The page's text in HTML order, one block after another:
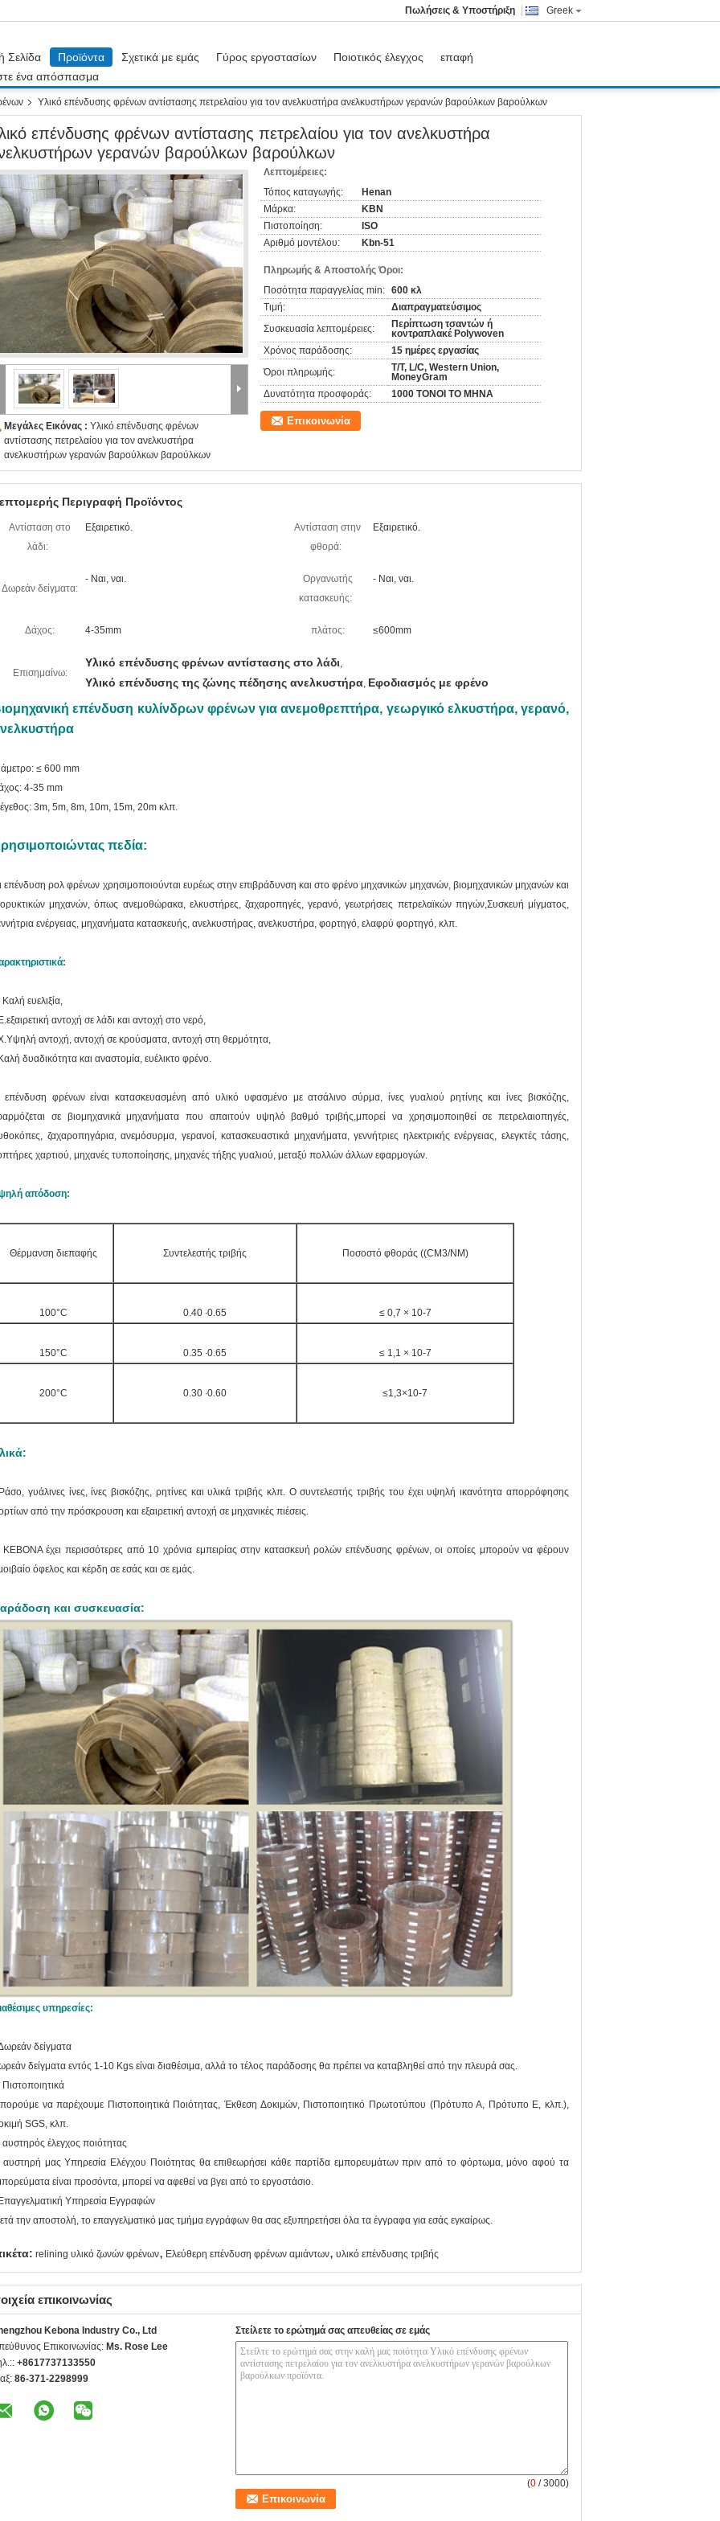
Greek
Πωλήσεις & Υποστήριξη
Σελίδα Προϊόντα Σχετικά με εμάς Γύρος εργοστασίων Ποιοτικός έλεγχος
επαφή
ένα απόσπασμα
Υλικό επένδυσης φρένων αντίστασης πετρελαίου για τον ανελκυστήρα ανελκυστήρων γερανών βαρούλκων βαρούλκων
επένδυσης φρένων αντίστασης πετρελαίου για τον ανελκυστήρα
γερανών βαρούλκων βαρούλκων
Μεγάλες Εικόνας : Υλικό επένδυσης φρένων
αντίστασης πετρελαίου για τον ανελκυστήρα
ανελκυστήρων γερανών βαρούλκων βαρούλκων
Λεπτομέρειες:
Τόπος καταγωγής:
Henan
Μάρκα:
KBN
Πιστοποίηση:
ISO
Αριθμό μοντέλου:
Kbn-51
Πληρωμής & Αποστολής Όροι:
Ποσότητα παραγγελίας min: 600 κλ
Τιμή:
Διαπραγματεύσιμος
Συσκευασία λεπτομέρειες:
Περίπτωση τσαντών ή
κοντραπλακέ Polywoven
Χρόνος παράδοσης:
15 ημέρες εργασίας
Όροι πληρωμής:
T/T, L/C, Western Union,
MoneyGram
Δυνατότητα προσφοράς:
1000 ΤΟΝΟΙ ΤΟ ΜΗΝΑ
Επικοινωνία
Περιγραφή Προϊόντος
Αντίσταση στο
λάδι:
Εξαιρετικό.
Αντίσταση στην
φθορά:
Εξαιρετικό.
Δωρεάν δείγματα:
- Ναι, ναι.
Οργανωτής
κατασκευής:
- Ναι, ναι.
Δάχος: 4-35mm πλάτος: ≤600mm
Επισημαίνω:
Υλικό επένδυσης φρένων αντίστασης στο λάδι,
Υλικό επένδυσης της ζώνης πέδησης ανελκυστήρα, Εφοδιασμός με φρένο
επένδυση κυλίνδρων φρένων για ανεμοθρεπτήρα, γεωργικό ελκυστήρα, γερανό,
≤ 600 mm
4-35 mm
3m, 5m, 8m, 10m, 15m, 20m κλπ.
πεδία:
επένδυση ρολ φρένων χρησιμοποιούνται ευρέως στην επιβράδυνση και στο φρένο μηχανικών μηχανών, βιομηχανικών μηχανών και
μηχανών, όπως ανεμοθώρακα, ελκυστήρες, ζαχαροπηγές, γερανό, γεωτρήσεις πετρελαϊκών πηγών,Συσκευή μίγματος,
ενέργειας, μηχανήματα κατασκευής, ανελκυστήρας, ανελκυστήρα, φορτηγό, ελαφρύ φορτηγό, κλπ.
Καλή ευελιξία,
εξαιρετική αντοχή σε λάδι και αντοχή στο νερό,
Υψηλή αντοχή, αντοχή σε κρούσματα, αντοχή στη θερμότητα,
δυαδικότητα και αναστομία, ευέλικτο φρένο.
φρένων είναι κατασκευασμένη από υλικό υφασμένο με ατσάλινο σύρμα, ίνες γυαλιού ρητίνης και ίνες βισκόζης,
σε βιομηχανικά μηχανήματα που απαιτούν υψηλό βαθμό τριβής,μπορεί να χρησιμοποιηθεί σε πετρελαιοπηγές,
ζαχαροπηγάρια, ανεμόσυρμα, γερανοί, κατασκευαστικά μηχανήματα, γεννήτριες ηλεκτρικής ενέργειας, ελεγκτές τάσης,
χαρτιού, μηχανές τυποποίησης, μηχανές τήξης γυαλιού, μεταξύ πολλών άλλων εφαρμογών.
απόδοση:
Θέρμανση διεπαφής Συντελεστής τριβής Ποσοστό φθοράς ((CM3/NM)
100°C 0.40 ∙0.65 ≤ 0,7 × 10-7
150°C 0.35 ∙0.65 ≤ 1,1 × 10-7
200°C 0.30 ∙0.60 ≤1,3×10-7
Ράσο, γυάλινες ίνες, ίνες βισκόζης, ρητίνες και υλικά τριβής κλπ. Ο συντελεστής τριβής του έχει υψηλή ικανότητα απορρόφησης
από την πρόσκρουση και εξαιρετική αντοχή σε μηχανικές πιέσεις.
έχει περισσότερες από 10 χρόνια εμπειρίας στην κατασκευή ρολών επένδυσης φρένων, οι οποίες μπορούν να φέρουν
όφελος και κέρδη σε εσάς και σε εμάς.
και συσκευασία:
υπηρεσίες:
δείγματα
δείγματα εντός 1-10 Kgs είναι διαθέσιμα, αλλά το τέλος παράδοσης θα πρέπει να καταβληθεί από την πλευρά σας.
να παρέχουμε Πιστοποιητικά Ποιότητας, Έκθεση Δοκιμών, Πιστοποιητικό Πρωτοτύπου (Πρότυπο Α, Πρότυπο Ε, κλπ.),
SGS, κλπ.
αυστηρός έλεγχος ποιότητας
αυστηρή μας Υπηρεσία Ελέγχου Ποιότητας θα επιθεωρήσει κάθε παρτίδα εμπορευμάτων πριν από το φόρτωμα, μόνο αφού τα
είναι προσόντα, μπορεί να αφεθεί να βγει από το εργοστάσιο.
Υπηρεσία Εγγραφών
την αποστολή, το επαγγελματικό μας τμήμα εγγράφων θα σας εξυπηρετήσει όλα τα έγγραφα για εσάς εγκαίρως.
relining υλικό ζωνών φρένων, Ελεύθερη επένδυση φρένων αμιάντων, υλικό επένδυσης τριβής
επικοινωνίας
Kebona Industry Co., Ltd
Επικοινωνίας: Ms. Rose Lee
+8617737133550
86-371-2298999
Στείλετε το ερώτημά σας απευθείας σε εμάς
(0 / 3000)